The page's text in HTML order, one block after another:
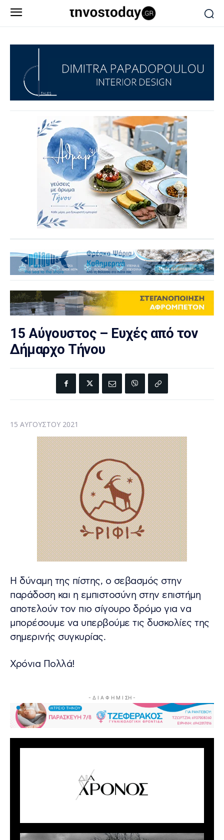
15 Αύγουστος – Ευχές από τον
Δήμαρχο Τήνου
15 ΑΥΓΟΎΣΤΟΥ 2021
Η δύναμη της πίστης, ο σεβασμός στην
παράδοση και η εμπιστοσύνη στην επιστήμη
αποτελούν τον πιο σίγουρο δρόμο για να
μπορέσουμε να υπερβούμε τις δυσκολίες της
σημερινής συγκυρίας.
Χρόνια Πολλά!
- Δ Ι Α Φ Η Μ Ι ΣΗ -